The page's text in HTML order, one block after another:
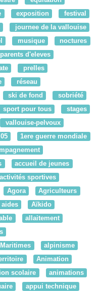
exposition
festival
journee de la vallouise
musique
noctures
parents d'eleves
prelles
réseau
ski de fond
sobriété
sport pour tous
stages
vallouise-pelvoux
05
1ere guerre mondiale
accueil de jeunes
activités sportives
Agora
Agriculteurs
aides
Aïkido
allaitement
alpinisme
Animation
scolaire
animations
appui technique